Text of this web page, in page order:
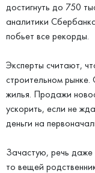
достигнуть до 750
аналитики
побьет все рекорды.
Эксперты считают,
строительном рынке.
жилья. Продажи
ускорить, если не
деньги на
Зачастую, речь даже
то вещей